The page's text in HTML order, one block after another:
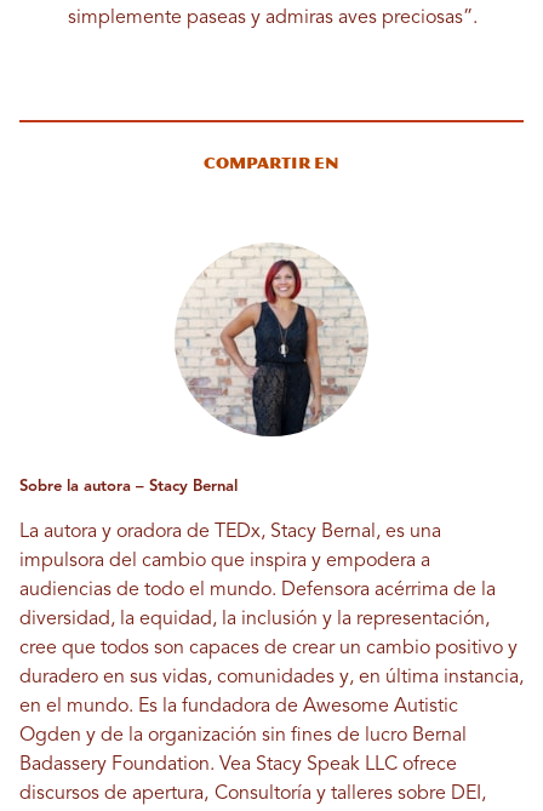
simplemente paseas y admiras aves preciosas”.
Compartir en
Sobre la autora – Stacy Bernal
La autora y oradora de TEDx, Stacy Bernal, es una
impulsora del cambio que inspira y empodera a
audiencias de todo el mundo. Defensora acérrima de la
diversidad, la equidad, la inclusión y la representación,
cree que todos son capaces de crear un cambio positivo y
duradero en sus vidas, comunidades y, en última instancia,
en el mundo. Es la fundadora de Awesome Autistic
Ogden y de la organización sin fines de lucro Bernal
Badassery Foundation. Vea Stacy Speak LLC ofrece
discursos de apertura, Consultoría y talleres sobre DEI,